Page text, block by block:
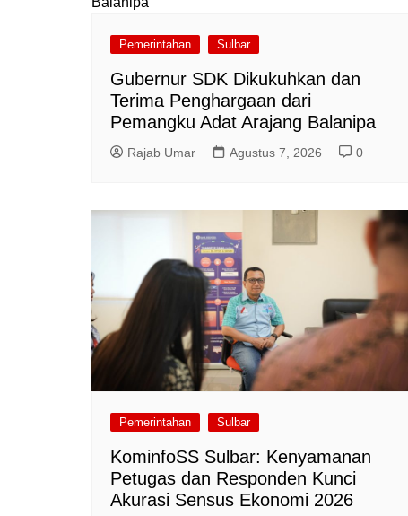
Pemerintahan Sulbar
Gubernur SDK Dikukuhkan dan
Terima Penghargaan dari
Pemangku Adat Arajang Balanipa
Rajab Umar Agustus 7, 2026 0
Pemerintahan Sulbar
KominfoSS Sulbar: Kenyamanan
Petugas dan Responden Kunci
Akurasi Sensus Ekonomi 2026